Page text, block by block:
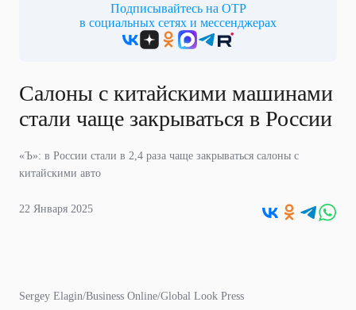
Подписывайтесь на ОТР
в социальных сетях и мессенджерах
Салоны с китайскими машинами
стали чаще закрываться в России
«Ъ»: в России стали в 2,4 раза чаще закрываться салоны с
китайскими авто
22 Января 2025
Sergey Elagin/Business Online/Global Look Press